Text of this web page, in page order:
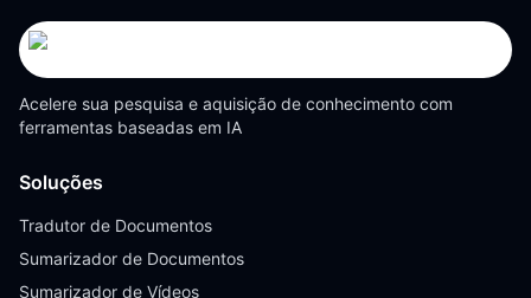
Acelere sua pesquisa e aquisição de conhecimento com
ferramentas baseadas em IA
Soluções
Tradutor de Documentos
Sumarizador de Documentos
Sumarizador de Vídeos